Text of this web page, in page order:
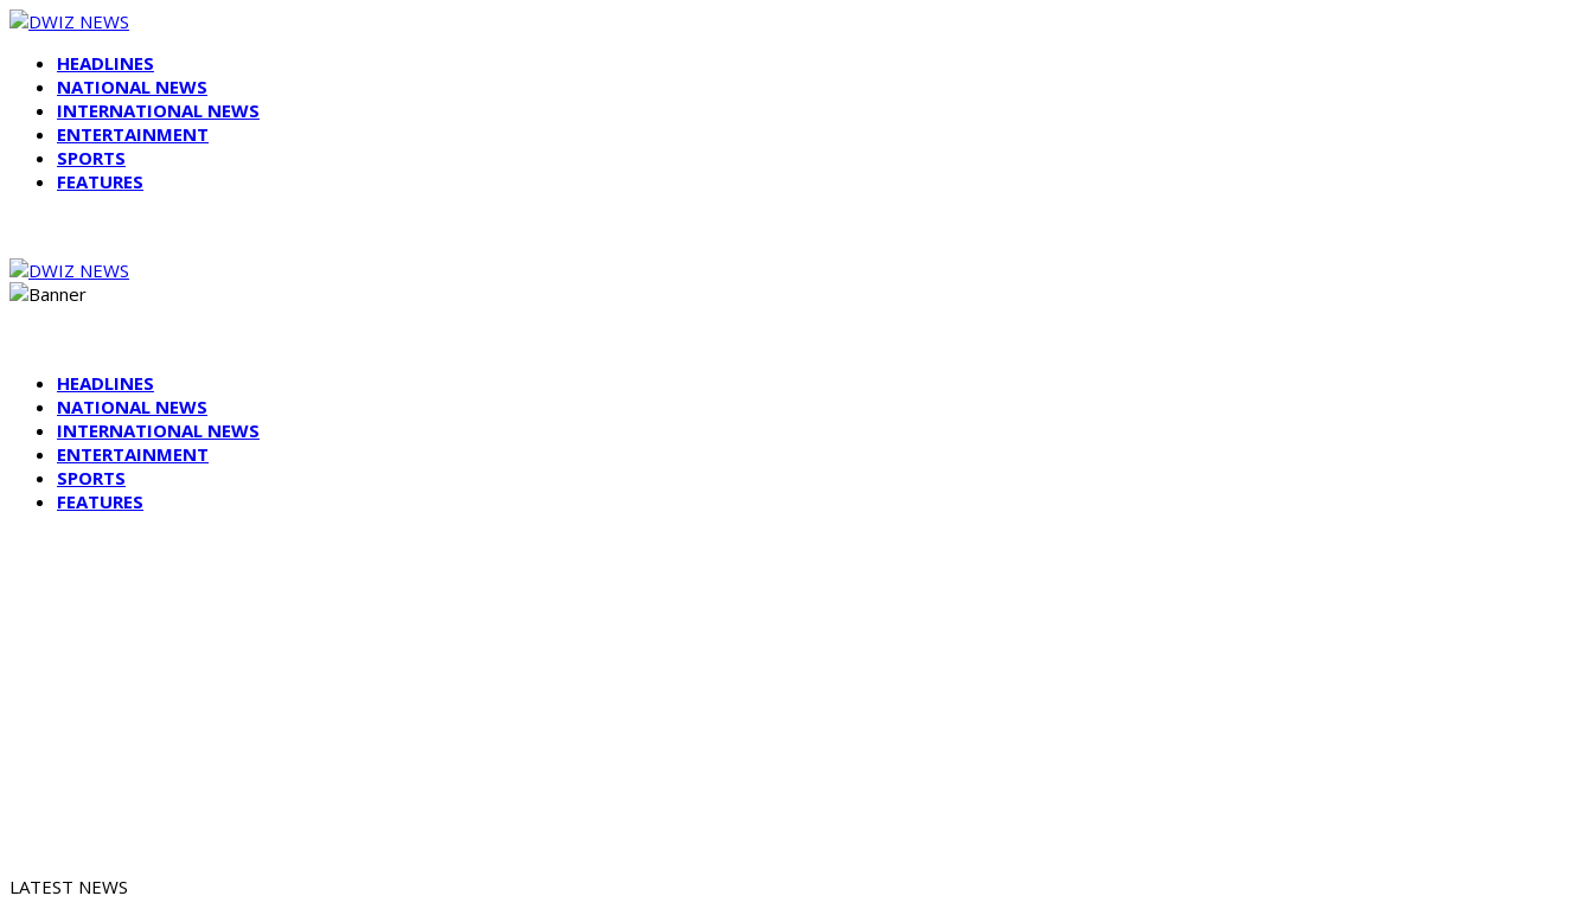
HEADLINES
NATIONAL NEWS
INTERNATIONAL NEWS
ENTERTAINMENT
SPORTS
FEATURES
HEADLINES
NATIONAL NEWS
INTERNATIONAL NEWS
ENTERTAINMENT
SPORTS
FEATURES
LATEST NEWS